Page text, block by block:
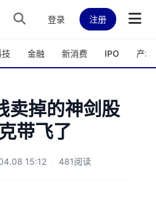
登录 注册
金融 新消费 IPO 产城
卖掉的神剑股
带飞了
15:12 · 481阅读